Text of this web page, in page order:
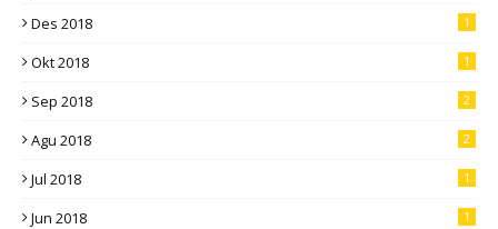
Des 2018 1
Okt 2018 1
Sep 2018 2
Agu 2018 2
Jul 2018 1
Jun 2018 1